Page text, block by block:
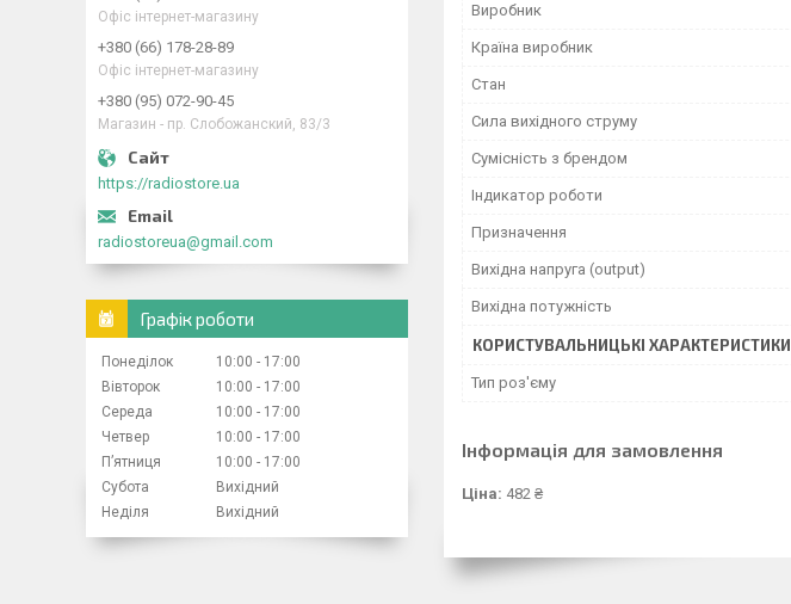
Виробник
Країна виробник
Стан
Сила вихідного струму
Сумісність з брендом
Індикатор роботи
Призначення
Вихідна напруга (output)
Вихідна потужність
КОРИСТУВАЛЬНИЦЬКІ ХАРАКТЕРИСТИКИ
Тип роз'єму
Інформація для замовлення
Ціна: 482 ₴
Офіс інтернет-магазину
+380 (66) 178-28-89
Офіс інтернет-магазину
+380 (95) 072-90-45
Магазин - пр. Слобожанский, 83/3
https://radiostore.ua
radiostoreua@gmail.com
Графік роботи
Понеділок 10:00
17:00
Вівторок
10:00
17:00
Середа
10:00
17:00
Четвер
10:00
17:00
Пʼятниця
10:00
17:00
Субота
Вихідний
Неділя
Вихідний